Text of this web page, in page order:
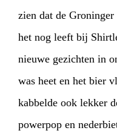
INFO
zien dat de
het nog leeft bij
nieuwe gezichten in
was heet en het bier
kabbelde ook lekker
powerpop en